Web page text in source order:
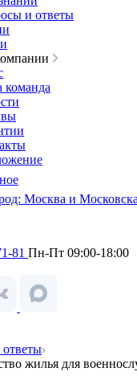
и ответы
Москва и
81 Пн-Пт 09:00-18:00
жилья для